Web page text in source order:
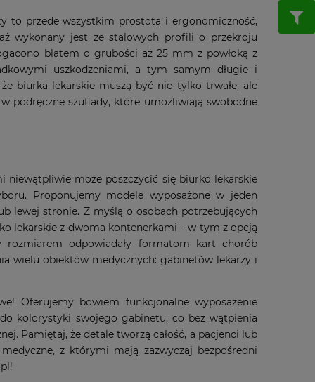
to przede wszystkim prostota i ergonomiczność,
wykonany jest ze stalowych profili o przekroju
blatem o grubości aż 25 mm z powłoką z
uszkodzeniami, a tym samym długie i
biurka lekarskie muszą być nie tylko trwałe, ale
podręczne szuflady, które umożliwiają swobodne
może poszczycić się biurko lekarskie
Proponujemy modele wyposażone w jeden
lewej stronie. Z myślą o osobach potrzebujących
lekarskie z dwoma kontenerkami – w tym z opcją
rozmiarem odpowiadały formatom kart chorób
wielu obiektów medycznych: gabinetów lekarzy i
Oferujemy bowiem funkcjonalne wyposażenie
kolorystyki swojego gabinetu, co bez wątpienia
Pamiętaj, że detale tworzą całość, a pacjenci lub
, z którymi mają zazwyczaj bezpośredni